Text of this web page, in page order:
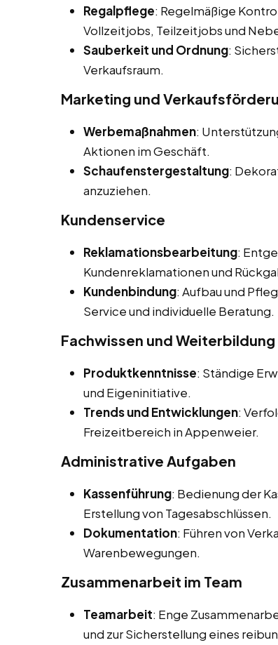
Regalpflege: Regelmäßige
Vollzeitjobs, Teilzeitjobs und
Sauberkeit und Ordnung:
Verkaufsraum.
Marketing und
Werbemaßnahmen:
Aktionen im Geschäft.
Schaufenstergestaltung:
anzuziehen.
Kundenservice
Reklamationsbearbeitung:
Kundenreklamationen und
Kundenbindung: Aufbau und
Service und individuelle Beratung.
Fachwissen und Weiterbildung
Produktkenntnisse: Ständige
und Eigeninitiative.
Trends und Entwicklungen:
Freizeitbereich in Appenweier.
Administrative Aufgaben
Kassenführung: Bedienung der
Erstellung von Tagesabschlüssen.
Dokumentation: Führen von
Warenbewegungen.
Zusammenarbeit im Team
Teamarbeit: Enge
und zur Sicherstellung eines